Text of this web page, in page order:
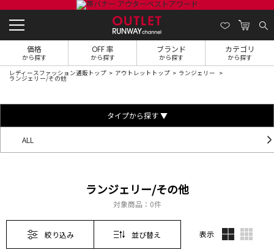
価格
から探す
OFF 率
から探す
ブランド
から探す
カテゴリ
から探す
レディースファッション通販トップ アウトレットトップ ランジェリー
ランジェリー/その他
タイプから探す ▼
ALL
ランジェリー/その他
対象商品： 0件
絞り込み 並び替え 表示